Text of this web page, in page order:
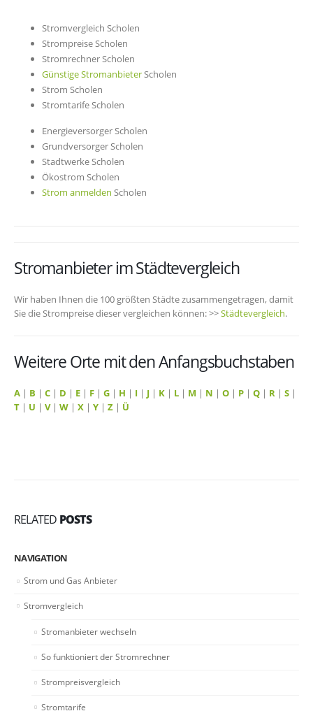
Stromvergleich Scholen
Strompreise Scholen
Stromrechner Scholen
Günstige StromanbieterScholen
Strom Scholen
Stromtarife Scholen
Energieversorger Scholen
Grundversorger Scholen
Stadtwerke Scholen
Ökostrom Scholen
Strom anmelden Scholen
Stromanbieter im Städtevergleich
Wir haben Ihnen die 100 größten Städte zusammengetragen, damit
Sie die Strompreise dieser vergleichen können: >>Städtevergleich.
Weitere Orte mit den Anfangsbuchstaben
A | B | C | D | E | F | G | H | I | J | K | L | M | N | O | P | Q | R | S |
T | U | V| W | X | Y | Z | Ü
RELATED POSTS
NAVIGATION
Strom und Gas Anbieter
Stromvergleich
Stromanbieter wechseln
So funktioniert der Stromrechner
Strompreisvergleich
Stromtarife